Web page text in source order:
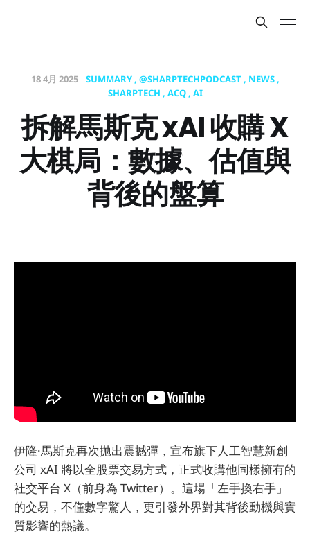
18 4月 2025 SUMMARY @SHARPTECHPODCAST
NEWS
SHARPTECH
ACQ AI
拆解馬斯克 xAI 收購 X
大棋局：數據、估值與
背後的盤算
伊隆·馬斯克再次拋出震撼彈，宣布旗下人工智慧新創
公司 xAI 將以全股票交易方式，正式收購他同樣擁有的
社交平台 X（前身為 Twitter）。這場「左手換右手」
的交易，不僅數字驚人，更引發外界對其背後動機與實
質影響的熱議。